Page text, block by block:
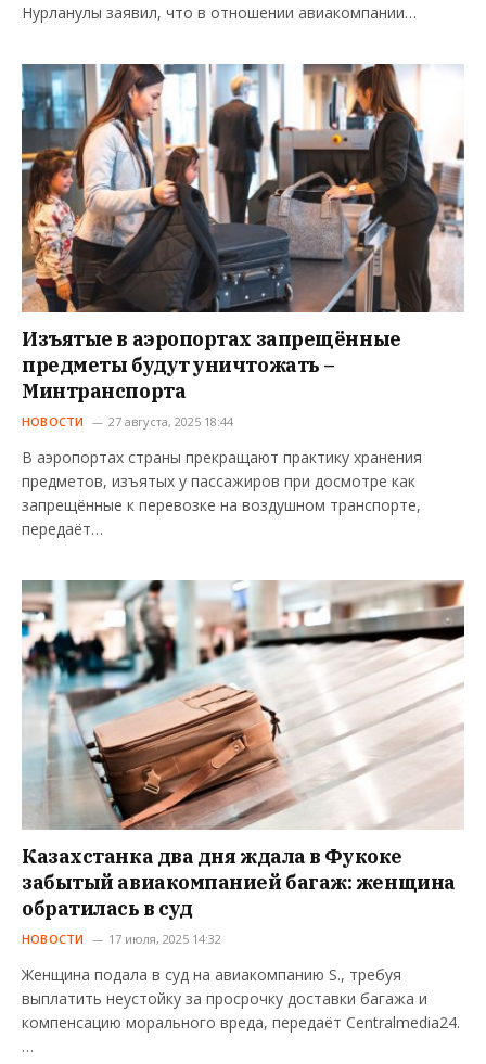
Нурланулы заявил, что в отношении авиакомпании…
Изъятые в аэропортах запрещённые
предметы будут уничтожать –
Минтранспорта
НОВОСТИ 27 августа, 2025 18:44
В аэропортах страны прекращают практику хранения
предметов, изъятых у пассажиров при досмотре как
запрещённые к перевозке на воздушном транспорте,
передаёт…
Казахстанка два дня ждала в Фукоке
забытый авиакомпанией багаж: женщина
обратилась в суд
НОВОСТИ 17 июля, 2025 14:32
Женщина подала в суд на авиакомпанию S., требуя
выплатить неустойку за просрочку доставки багажа и
компенсацию морального вреда, передаёт Centralmedia24.
…